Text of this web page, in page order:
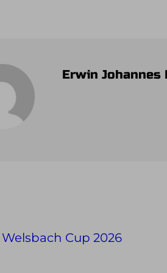
Erwin Johannes
Cup 2026